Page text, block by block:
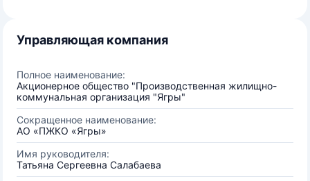
Управляющая компания
Полное наименование:
Акционерное общество "Производственная жилищно-
коммунальная организация "Ягры"
Сокращенное наименование:
АО «ПЖКО «Ягры»
Имя руководителя:
Татьяна Сергеевна Салабаева